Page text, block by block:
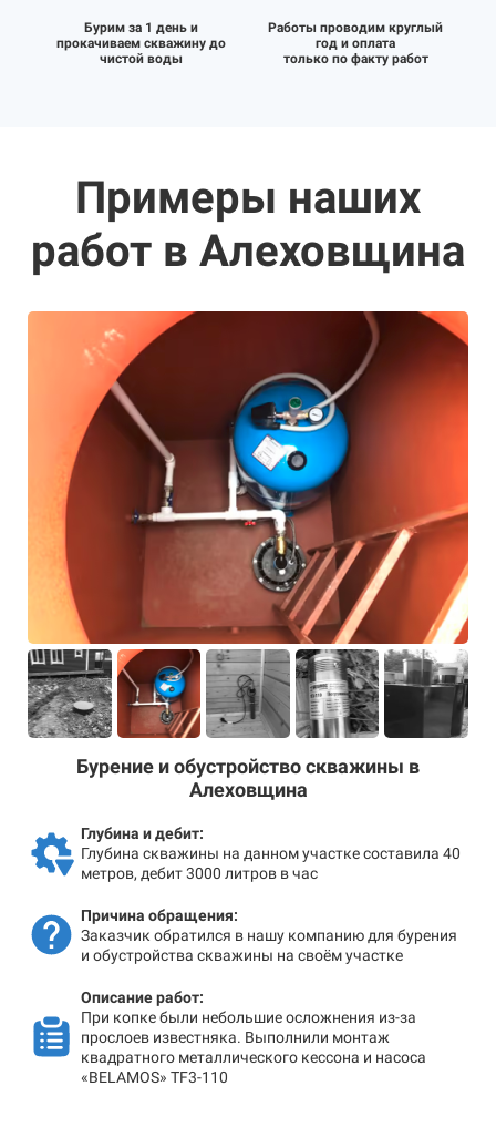
Бурим за 1 день и
прокачиваем скважину до
чистой воды
Работы проводим круглый
год и оплата
только по факту работ
Примеры наших
работ в Алеховщина
Бурение и обустройство скважины в
Алеховщина
Глубина и дебит:
Глубина скважины на данном участке составила 40
метров, дебит 3000 литров в час
Причина обращения:
Заказчик обратился в нашу компанию для бурения
и обустройства скважины на своём участке
Описание работ:
При копке были небольшие осложнения из-за
прослоев известняка. Выполнили монтаж
квадратного металлического кессона и насоса
«BELAMOS» TF3-110